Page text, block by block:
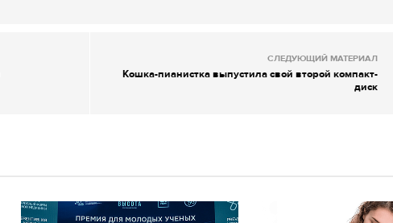
СЛЕДУЮЩИЙ МАТЕРИАЛ
Кошка-пианистка выпустила свой второй компакт-
диск